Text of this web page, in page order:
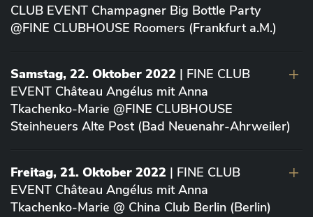
CLUB EVENT Champagner Big Bottle Party
@FINE CLUBHOUSE Roomers (Frankfurt a.M.)
Samstag, 22. Oktober 2022 | FINE CLUB
EVENT Château Angélus mit Anna
Tkachenko-Marie @FINE CLUBHOUSE
Steinheuers Alte Post (Bad Neuenahr-Ahrweiler)
Freitag, 21. Oktober 2022 | FINE CLUB
EVENT Château Angélus mit Anna
Tkachenko-Marie @ China Club Berlin (Berlin)